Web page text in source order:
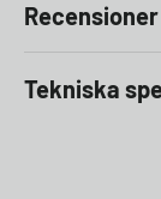
Recensioner
Tekniska